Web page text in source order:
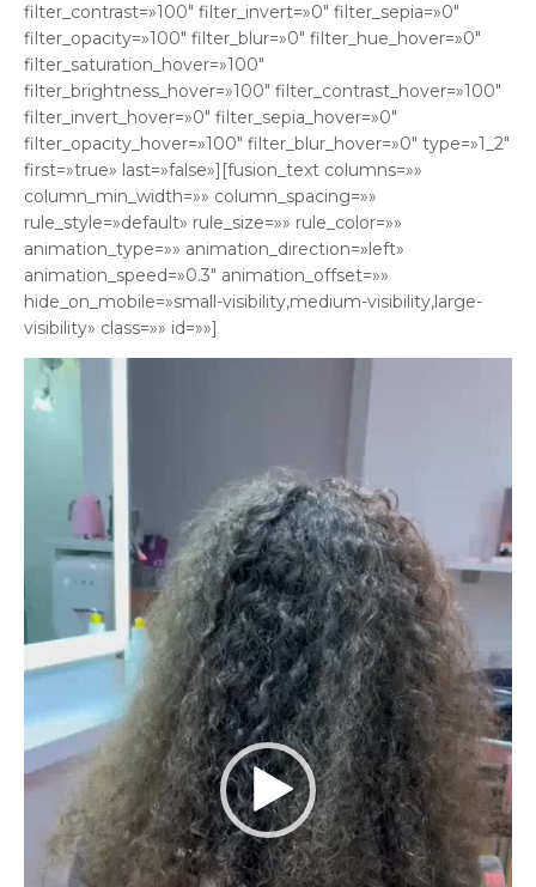
filter_contrast=»100″ filter_invert=»0″ filter_sepia=»0″
filter_opacity=»100″ filter_blur=»0″ filter_hue_hover=»0″
filter_saturation_hover=»100″
filter_brightness_hover=»100″ filter_contrast_hover=»100″
filter_invert_hover=»0″ filter_sepia_hover=»0″
filter_opacity_hover=»100″ filter_blur_hover=»0″ type=»1_2″
first=»true» last=»false»][fusion_text columns=»»
column_min_width=»» column_spacing=»»
rule_style=»default» rule_size=»» rule_color=»»
animation_type=»» animation_direction=»left»
animation_speed=»0.3″ animation_offset=»»
hide_on_mobile=»small-visibility,medium-visibility,large-
visibility» class=»» id=»»]
Reproductor
de